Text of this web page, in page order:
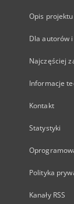
Opis projektu
Dla autorów
Najczęściej
Informacje
Kontakt
Statystyki
Polityka
Kanały RSS